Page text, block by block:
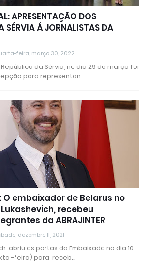
APRESENTAÇÃO DOS
SÉRVIA Á JORNALISTAS DA
feira, março 30, 2022
da Sérvia, no dia 29 de março foi
para representan…
embaixador de Belarus no
recebeu
da ABRAJINTER
dezembro 11, 2021
abriu as portas da Embaixada no dia 10
-feira) para receb…